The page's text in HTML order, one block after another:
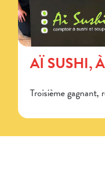
AÏ SUSHI,
Troisième